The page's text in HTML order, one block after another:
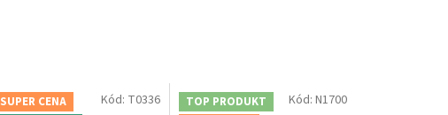
SUPER CENA
Kód: T0336
TOP PRODUKT
Kód: N1700